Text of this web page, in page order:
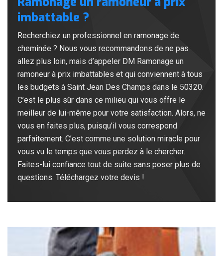
imbattable ?
Recherchiez un professionnel en ramonage de
cheminée ? Nous vous recommandons de ne pas
allez plus loin, mais d’appeler DM Ramonage un
ramoneur à prix imbattables et qui conviennent à tous
les budgets à Saint Jean Des Champs dans le 50320.
C’est le plus sûr dans ce milieu qui vous offre le
meilleur de lui-même pour votre satisfaction. Alors, ne
vous en faites plus, puisqu’il vous correspond
parfaitement. C’est comme une solution miracle pour
vous vu le temps que vous perdez à le chercher.
Faites-lui confiance tout de suite sans poser plus de
questions. Téléchargez votre devis !